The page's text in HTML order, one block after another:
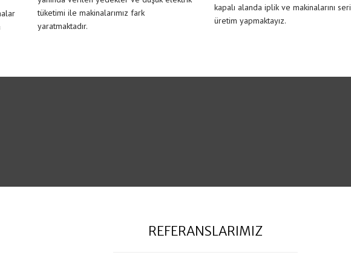
tüketimi ile makinalarımız fark
yaratmaktadır.
kapalı alanda iplik ve makinalarını seri
üretim yapmaktayız.
REFERANSLARIMIZ